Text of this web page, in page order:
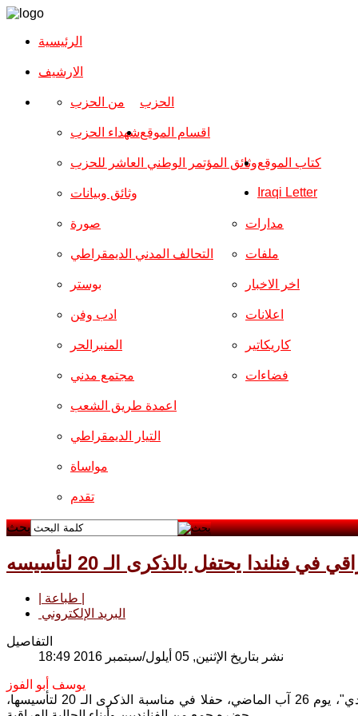
الرئيسية
الارشیف
الحزب من الحزب
شهداء الحزب
وثائق المؤتمر الوطني العاشر للحزب
وثائق وبيانات
اقسام الموقع
صورة
التحالف المدني الديمقراطي
بوستر
ادب وفن
المنبرالحر
مجتمع مدني
مدارات
ملفات
اخر الاخبار
اعلانات
كاريكاتير
فضاءات
اعمدة طريق الشعب
التيار الديمقراطي
مواساة
تقدم
كتاب الموقع
Iraqi Letter
بحث
في فنلندا يحتفل بالذكرى الـ 20 لتأسيسه
البريد الإلكتروني
التفاصيل
نشر بتاريخ الإثنين, 05 أيلول/سبتمبر 2016 18:49
يوسف أبو الفوز
أقامت الجمعية الثقافية العراقية – الفنلندية المعروفة باسم "البيت العراقي الفنلندي"، يوم 26 آب الماضي، حفلا في مناسبة الذكرى الـ 20 لتأسيسها،